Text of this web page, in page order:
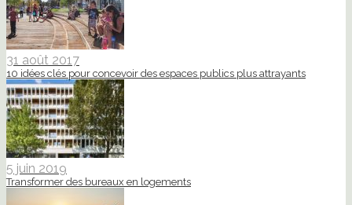
31 août 2017
10 idées clés pour concevoir des espaces publics plus attrayants
5 juin 2019
Transformer des bureaux en logements